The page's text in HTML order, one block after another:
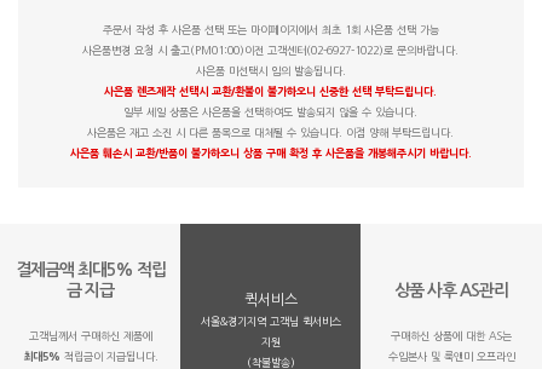
주문서 작성 후 사은품 선택 또는 마이페이지에서 최초 1회 사은품 선택 가능
사은품변경 요청 시 출고(PM01:00)이전 고객센터(02-6927-1022)로 문의바랍니다.
사은품 미선택시 임의 발송됩니다.
사은품 렌즈제작 선택시 교환/환불이 불가하오니 신중한 선택 부탁드립니다.
일부 세일 상품은 사은품을 선택하여도 발송되지 않을 수 있습니다.
사은품은 재고 소진 시 다른 품목으로 대체될 수 있습니다. 이점 양해 부탁드립니다.
사은품 훼손시 교환/반품이 불가하오니 상품 구매 확정 후 사은품을 개봉해주시기 바랍니다.
결제금액 최대5% 적립
금 지급
고객님께서 구매하신 제품에
최대5% 적립금이 지급됩니다.
퀵서비스
서울&경기지역 고객님 퀵서비스
지원
(착불발송)
상품 사후 AS관리
구매하신 상품에 대한 AS는
수입본사 및 룩앤미 오프라인